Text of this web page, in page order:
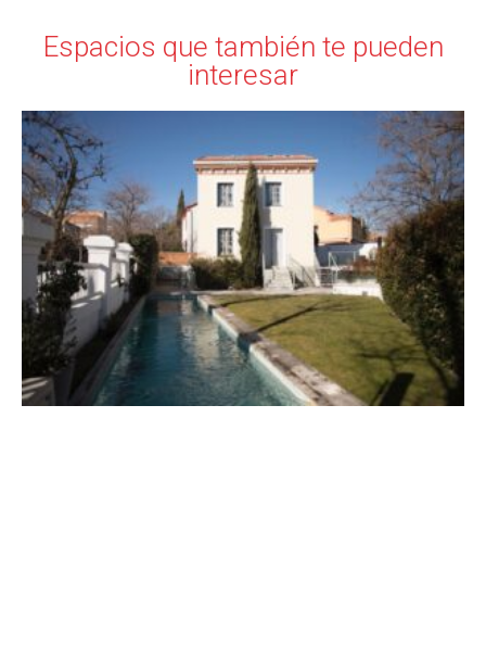
Espacios que también te pueden
interesar